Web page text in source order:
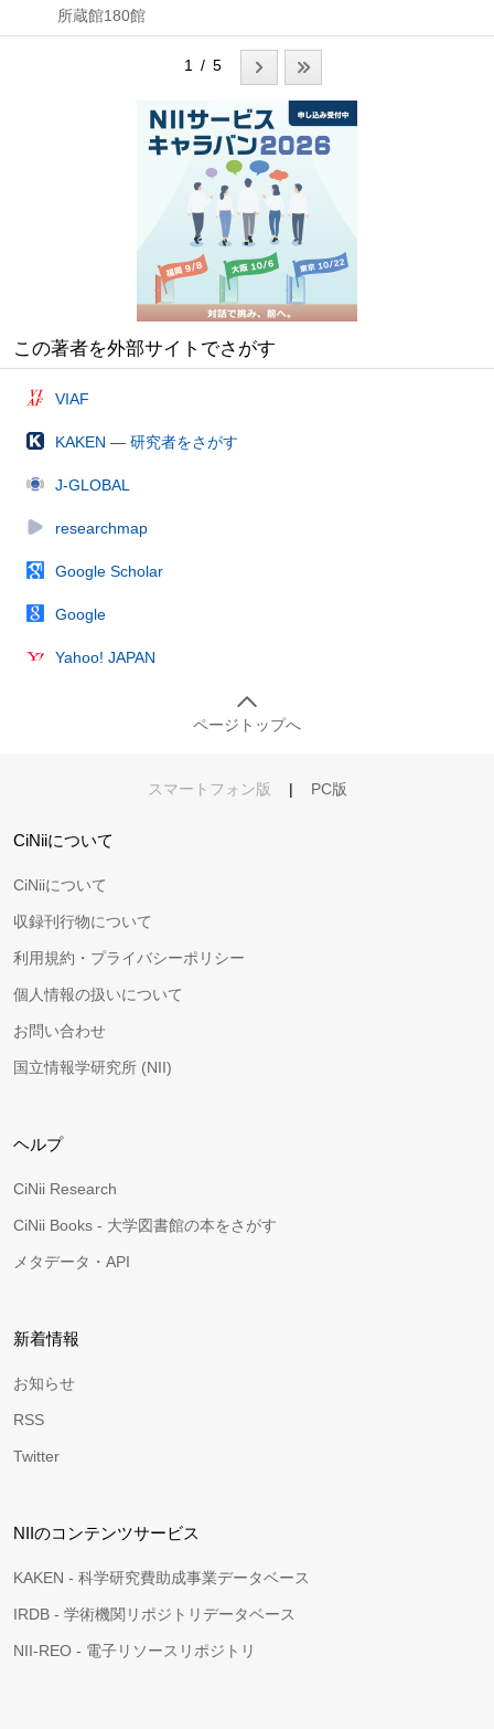
所蔵館180館
1 / 5
この著者を外部サイトでさがす
VIAF
KAKEN — 研究者をさがす
J-GLOBAL
researchmap
Google Scholar
Google
Yahoo! JAPAN
ページトップへ
スマートフォン版 | PC版
CiNiiについて
CiNiiについて
収録刊行物について
利用規約・プライバシーポリシー
個人情報の扱いについて
お問い合わせ
国立情報学研究所 (NII)
ヘルプ
CiNii Research
CiNii Books - 大学図書館の本をさがす
メタデータ・API
新着情報
お知らせ
RSS
Twitter
NIIのコンテンツサービス
KAKEN - 科学研究費助成事業データベース
IRDB - 学術機関リポジトリデータベース
NII-REO - 電子リソースリポジトリ